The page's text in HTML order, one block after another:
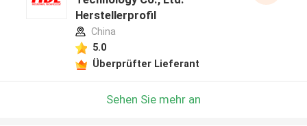
Herstellerprofil
China
5.0
Überprüfter Lieferant
Sehen Sie mehr an